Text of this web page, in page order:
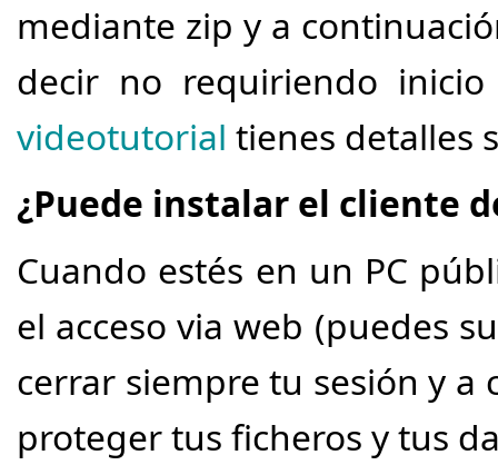
mediante zip y a
decir no requiriendo
videotutorial tienes detalles
¿Puede instalar el cliente
Cuando estés en un PC
el acceso via web (puedes
cerrar siempre tu sesión y
proteger tus ficheros y tus